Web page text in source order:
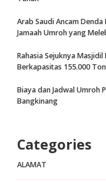
Arab Saudi Ancam
Jamaah Umroh yang
Rahasia Sejuknya
Berkapasitas 155.000 Ton
Biaya dan Jadwal Umroh
Bangkinang
Categories
ALAMAT